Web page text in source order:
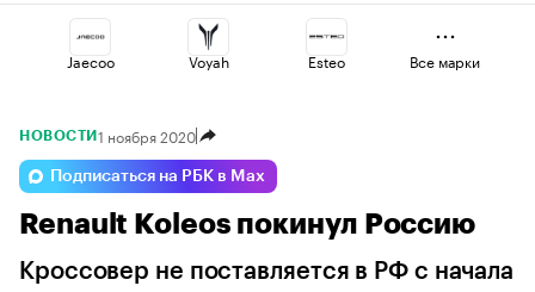
Jaecoo Voyah Esteo
Lada Omoda
Haval Changan Geely
Все марки
НОВОСТИ 1 ноября 2020
Подписаться на РБК в Max
Renault Koleos покинул Россию
Кроссовер не поставляется в РФ с начала